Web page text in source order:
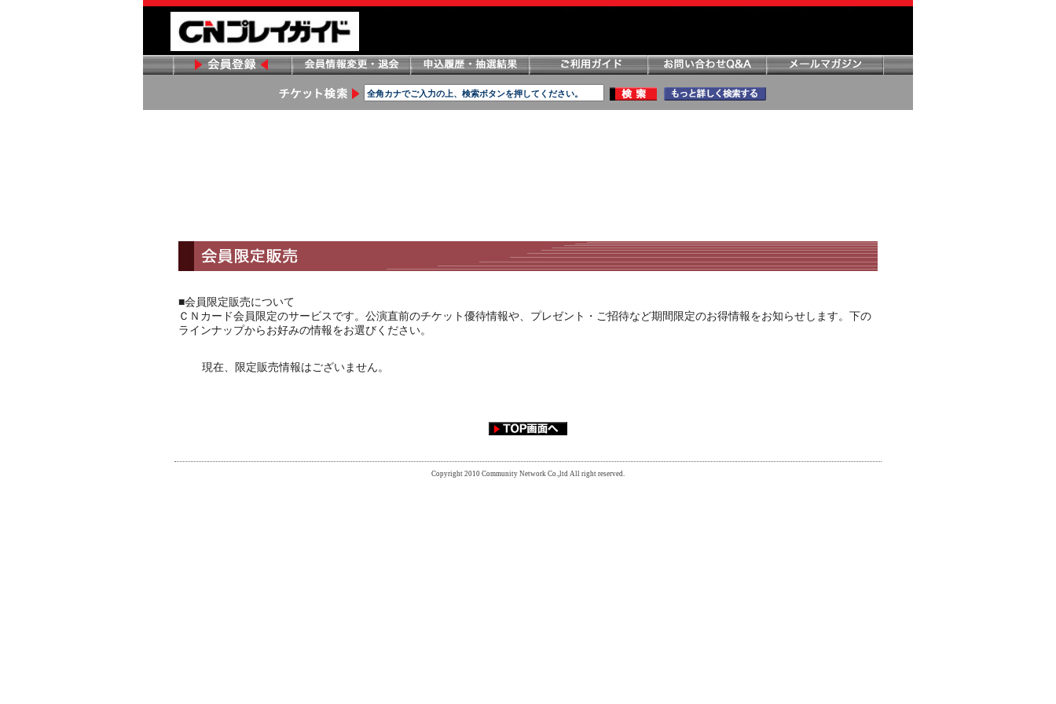
■会員限定販売について
ＣＮカード会員限定のサービスです。公演直前のチケット優待情報や、プレゼント・ご招待など期間限定のお得情報をお知らせします。下の
ラインナップからお好みの情報をお選びください。
現在、限定販売情報はございません。
Copyright 2010 Community Network Co.,ltd All right reserved.